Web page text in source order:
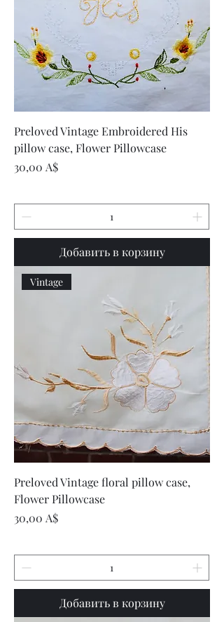
Preloved Vintage Embroidered His
pillow case, Flower Pillowcase
Цена
30,00 A$
Добавить в корзину
Vintage
Preloved Vintage floral pillow case,
Flower Pillowcase
Цена
30,00 A$
Добавить в корзину